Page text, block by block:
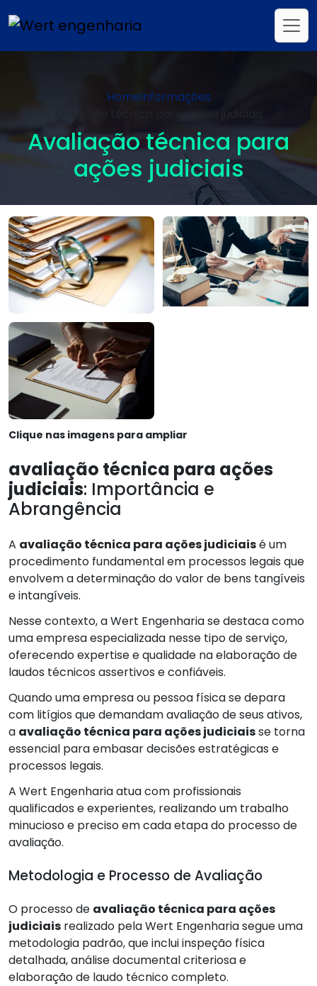
HomeInformações
Avaliação técnica para
ações judiciais
Clique nas imagens para ampliar
avaliação técnica para ações
judiciais: Importância e
Abrangência
A avaliação técnica para ações judiciaisé um
procedimento fundamental em processos legais que
envolvem a determinação do valor de bens tangíveis
e intangíveis.
Nesse contexto, a Wert Engenharia se destaca como
uma empresa especializada nesse tipo de serviço,
oferecendo expertise e qualidade na elaboração de
laudos técnicos assertivos e confiáveis.
Quando uma empresa ou pessoa física se depara
com litígios que demandam avaliação de seus ativos,
a avaliação técnica para ações judiciaisse torna
essencial para embasar decisões estratégicas e
processos legais.
A Wert Engenharia atua com profissionais
qualificados e experientes, realizando um trabalho
minucioso e preciso em cada etapa do processo de
avaliação.
Metodologia e Processo de Avaliação
O processo de avaliação técnica para ações
judiciais realizado pela Wert Engenharia segue uma
metodologia padrão, que inclui inspeção física
detalhada, análise documental criteriosa e
elaboração de laudo técnico completo.